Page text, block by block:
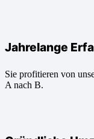
Jahrelange
Sie profitieren von
A nach B.